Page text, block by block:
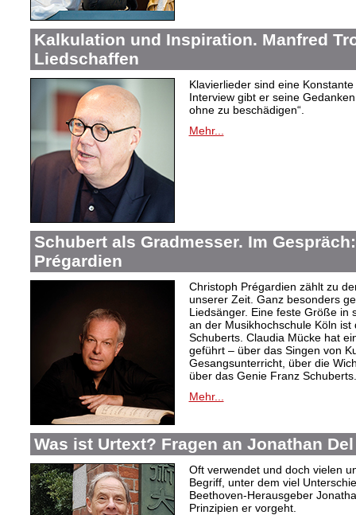
Kalkulation und Inspiration. Manfred
Liedschaffen
Klavierlieder sind eine
Interview gibt er seine
ohne zu beschädigen“.
Mehr...
Schubert als Gradmesser. Im
Prégardien
Christoph Prégardien zählt zu
unserer Zeit. Ganz besonders
Liedsänger. Eine feste Größe in
an der Musikhochschule Köln
Schuberts. Claudia Mücke hat
geführt – über das Singen von
Gesangsunterricht, über die
über das Genie Franz
Mehr...
Was ist Urtext? Fragen an Jonathan
Oft verwendet und doch vielen
Begriff, unter dem viel
Beethoven-Herausgeber
Prinzipien er vorgeht.